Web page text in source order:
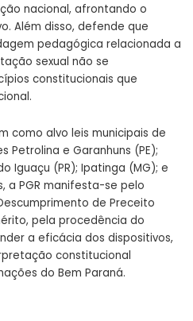
nacional, afrontando o
Além disso, defende que
pedagógica relacionada a
sexual não se
constitucionais que
como alvo leis municipais de
Petrolina e Garanhuns (PE);
Iguaçu (PR); Ipatinga (MG); e
a PGR manifesta-se pelo
de Preceito
pela procedência do
a eficácia dos dispositivos,
constitucional
do Bem Paraná.